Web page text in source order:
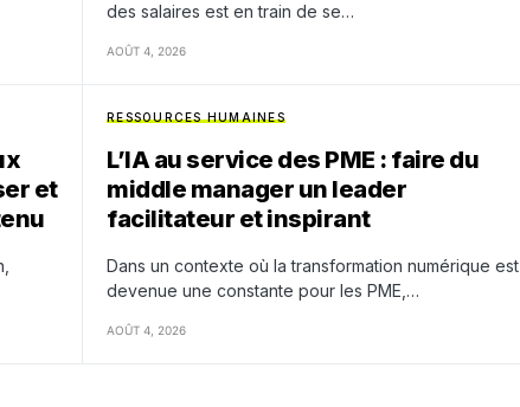
des salaires est en train de se…
AOÛT 4, 2026
et
RESSOURCES HUMAINES
L’IA au service des PME : faire du
middle manager un leader
facilitateur et inspirant
Dans un contexte où la transformation numérique est
devenue une constante pour les PME,…
AOÛT 4, 2026